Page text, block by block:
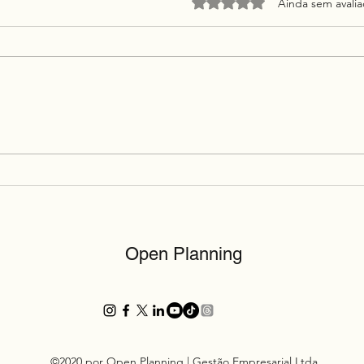
Avaliado com 0 de 5
Ainda sem
Open Planning